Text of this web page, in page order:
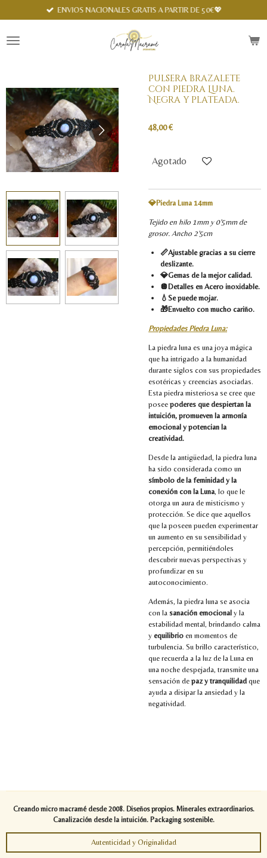
al
principal
ENVIOS NACIONALES GRATIS A PARTIR DE 50€💖
Pulsera brazalete
con Piedra Luna.
Negra y plateada.
48,00 €
Agotado
💎Piedra Luna 14mm
Tejido en hilo 1mm y 0'5mm de
grosor. Ancho 2'5cm
📏Ajustable gracias a su cierre
deslizante.
💎Gemas de la mejor calidad.
🪩Detalles en Acero inoxidable.
💧Se puede mojar.
🎁Envuelto con mucho cariño.
Propiedades Piedra Luna:
La piedra luna es una joya mágica
que ha intrigado a la humanidad
durante siglos con sus propiedades
esotéricas y creencias asociadas.
Esta piedra misteriosa se cree que
posee poderes que despiertan la
intuición, promueven la armonía
emocional y potencian la
creatividad.
Desde la antigüedad, la piedra luna
ha sido considerada como un
símbolo de la feminidad y la
conexión con la Luna, lo que le
otorga un aura de misticismo y
protección. Se dice que aquellos
que la poseen pueden experimentar
un aumento en su sensibilidad y
percepción, permitiéndoles
descubrir nuevas perspectivas y
profundizar en su
autoconocimiento.
Además, la piedra luna se asocia
con la sanación emocional y la
estabilidad mental, brindando calma
y equilibrio en momentos de
turbulencia. Su brillo característico,
que recuerda a la luz de la Luna en
una noche despejada, transmite una
sensación de paz y tranquilidad que
ayuda a disipar la ansiedad y la
negatividad.
Creando micro macramé desde 2008. Diseños propios. Minerales extraordinarios.
Canalización desde la intuición. Packaging sostenible.
Autenticidad y Originalidad
Spanish